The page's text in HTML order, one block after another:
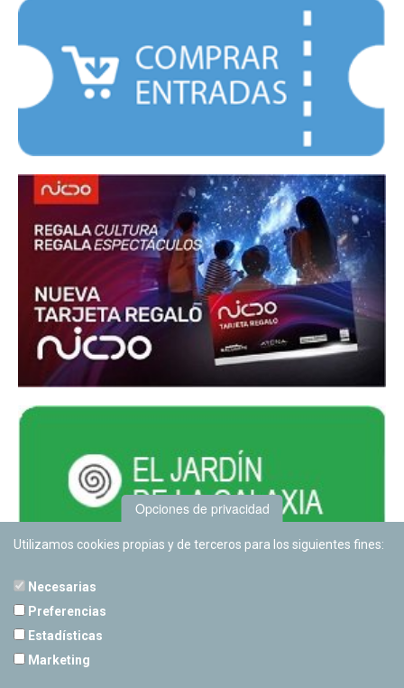
Opciones de privacidad
Utilizamos cookies propias y de terceros para los siguientes fines:
Necesarias
Preferencias
Estadísticas
Marketing